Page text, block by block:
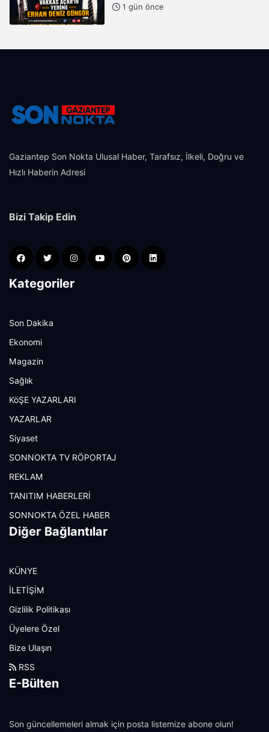
AÇAR'IN YERİNE ERHAN DENİZ
1 gün önce
Gaziantep Son Nokta Ulusal Haber, Tarafsız, İlkeli, Doğru ve
Hızlı Haberin Adresi
Bizi Takip Edin
Kategoriler
Son Dakika
Ekonomi
Magazin
Sağlık
KöŞE YAZARLARI
YAZARLAR
Siyaset
SONNOKTA TV RÖPORTAJ
REKLAM
TANITIM HABERLERİ
SONNOKTA ÖZEL HABER
Diğer Bağlantılar
KÜNYE
İLETİŞİM
Gizlilik Politikası
Üyelere Özel
Bize Ulaşın
RSS
E-Bülten
Son güncellemeleri almak için posta listemize abone olun!